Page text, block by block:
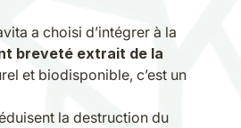
a choisi d’intégrer à la
breveté extrait de la
et biodisponible, c’est un
la destruction du